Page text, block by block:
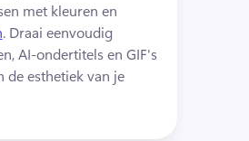
met kleuren en
. Draai eenvoudig
AI-ondertitels en GIF's
de esthetiek van je